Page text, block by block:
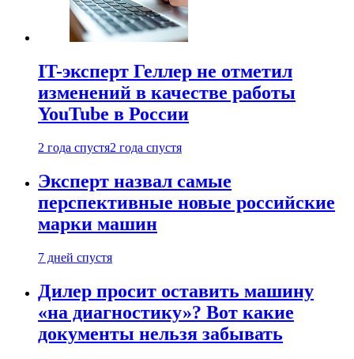
IT-эксперт Геллер не отметил
изменений в качестве работы
YouTube в России
2 года спустя2 года спустя
Эксперт назвал самые
перспективные новые российские
марки машин
7 дней спустя
Дилер просит оставить машину
«на диагностику»? Вот какие
документы нельзя забывать